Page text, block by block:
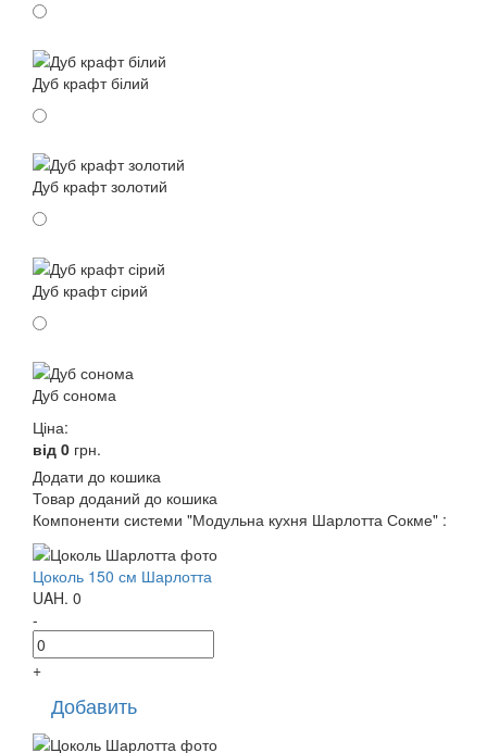
Дуб крафт білий
Дуб крафт золотий
Дуб крафт сірий
Дуб сонома
Ціна:
від 0 грн.
Додати до кошика
Товар доданий до кошика
Компоненти системи "Модульна кухня Шарлотта Сокме" :
Цоколь 150 см Шарлотта
UAH. 0
-
+
Добавить